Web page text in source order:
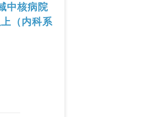
中核病院
（内科系